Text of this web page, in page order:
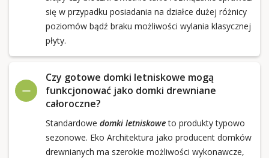
się w przypadku posiadania na działce dużej różnicy
poziomów bądź braku możliwości wylania klasycznej
płyty.
Czy gotowe domki letniskowe mogą
funkcjonować jako domki drewniane
całoroczne?
Standardowe domki letniskoweto produkty typowo
sezonowe. Eko Architektura jako producent domków
drewnianych ma szerokie możliwości wykonawcze,